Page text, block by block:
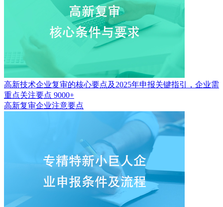
高新技术企业复审的核心要点及2025年申报关键指引，企业需
重点关注要点 9000+
高新复审企业注意要点